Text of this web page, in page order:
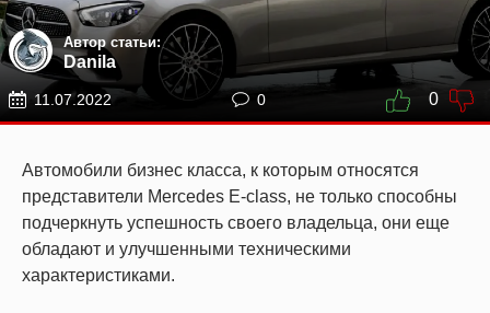
Автор статьи:
Danila
11.07.2022 0 0
Автомобили бизнес класса, к которым относятся
представители Mercedes E-class, не только способны
подчеркнуть успешность своего владельца, они еще
обладают и улучшенными техническими
характеристиками.